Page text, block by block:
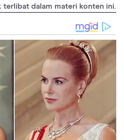
terlibat dalam materi konten ini.